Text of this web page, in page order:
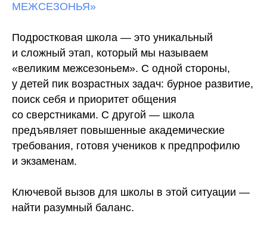
МЕЖСЕЗОНЬЯ»
Подростковая школа — это уникальный
и сложный этап, который мы называем
«великим межсезоньем». С одной стороны,
у детей пик возрастных задач: бурное развитие,
поиск себя и приоритет общения
со сверстниками. С другой — школа
предъявляет повышенные академические
требования, готовя учеников к предпрофилю
и экзаменам.
Ключевой вызов для школы в этой ситуации —
найти разумный баланс.